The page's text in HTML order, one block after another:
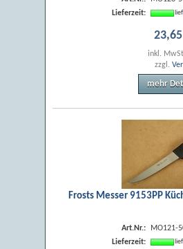
Lieferzeit:
23,65
inkl.
zzgl.
mehr
Frosts Messer 9153PP
Art.Nr.:
MO121-
Lieferzeit: